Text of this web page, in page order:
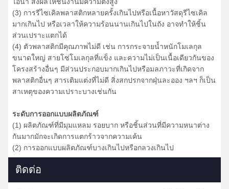
(3) การรีไซเคิลพลาสติกหลายครั้งเกินไปหรือเนื้อหาวัสดุรีไซเคิล
มากเกินไป หรือเวลาให้ความร้อนนานเกินไปในถัง อาจทำให้ชิ้น
ส่วนเปราะแตกได้
(4) ตัวพลาสติกมีคุณภาพไม่ดี เช่น การกระจายน้ำหนักโมเลกุล
ขนาดใหญ่ สายโซ่โมเลกุลที่แข็ง และความไม่เป็นเนื้อเดียวกันของ
โครงสร้างอื่นๆ มีส่วนประกอบมากเกินไปหรือมลภาวะที่เกิดจาก
พลาสติกอื่นๆ สารเติมแต่งที่ไม่ดี สิ่งสกปรกจากฝุ่นละออง ฯลฯ ก็เป็น
สาเหตุของความเปราะบางเช่นกัน
ระดับการออกแบบผลิตภัณฑ์
(1) ผลิตภัณฑ์ที่มีมุมแหลม รอยบาก หรือชิ้นส่วนที่มีความหนาต่าง
กันมากมักจะเกิดการแตกร้าวจากความเค้น
(2) การออกแบบผลิตภัณฑ์บางเกินไปหรือกลวงเกินไป
ติดต่อ